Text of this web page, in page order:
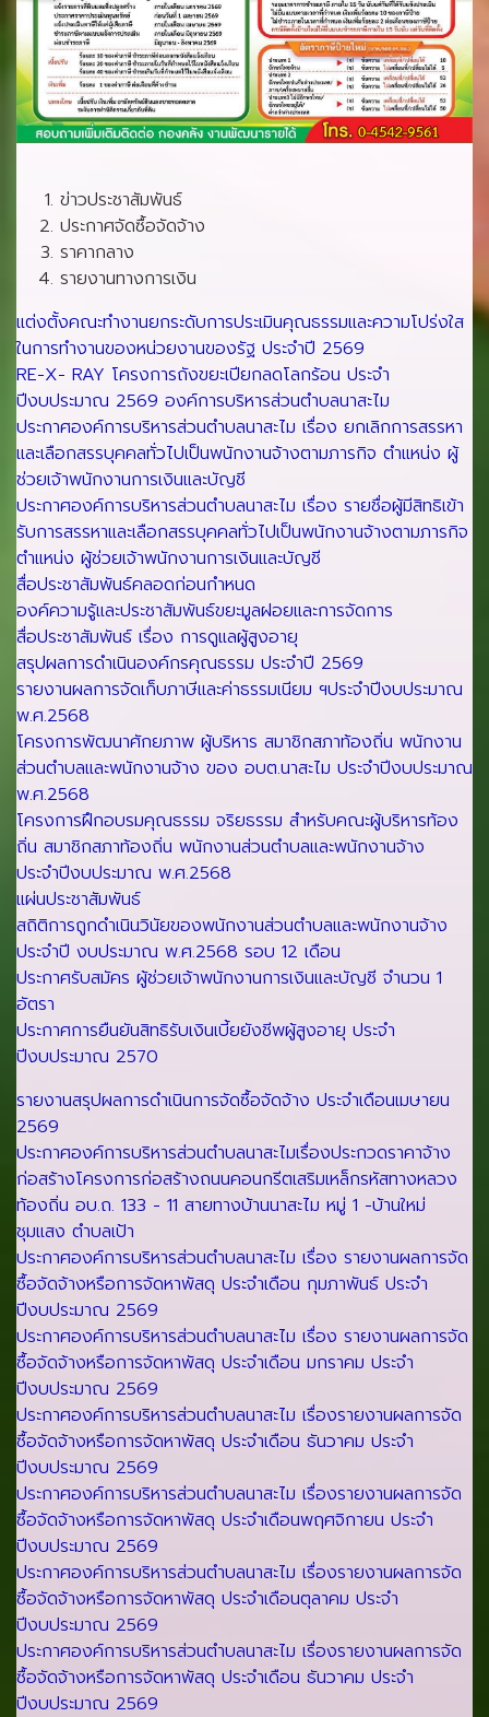
ข่าวประชาสัมพันธ์
ประกาศจัดซื้อจัดจ้าง
ราคากลาง
รายงานทางการเงิน
แต่งตั้งคณะทำงานยกระดับการประเมินคุณธรรมและความโปร่งใส
ในการทำงานของหน่วยงานของรัฐ ประจำปี 2569
RE-X- RAY โครงการถังขยะเปียกลดโลกร้อน ประจำ
ปีงบประมาณ 2569 องค์การบริหารส่วนตำบลนาสะไม
ประกาศองค์การบริหารส่วนตำบลนาสะไม เรื่อง ยกเลิกการสรรหา
และเลือกสรรบุคคลทั่วไปเป็นพนักงานจ้างตามภารกิจ ตำแหน่ง ผู้
ช่วยเจ้าพนักงานการเงินและบัญชี
ประกาศองค์การบริหารส่วนตำบลนาสะไม เรื่อง รายชื่อผู้มีสิทธิเข้า
รับการสรรหาและเลือกสรรบุคคลทั่วไปเป็นพนักงานจ้างตามภารกิจ
ตำแหน่ง ผู้ช่วยเจ้าพนักงานการเงินและบัญชี
สื่อประชาสัมพันธ์คลอดก่อนกำหนด
องค์ความรู้และประชาสัมพันธ์ขยะมูลฝอยและการจัดการ
สื่อประชาสัมพันธ์ เรื่อง การดูแลผู้สูงอายุ
สรุปผลการดำเนินองค์กรคุณธรรม ประจำปี 2569
รายงานผลการจัดเก็บภาษีและค่าธรรมเนียม ฯประจำปีงบประมาณ
พ.ศ.2568
โครงการพัฒนาศักยภาพ ผู้บริหาร สมาชิกสภาท้องถิ่น พนักงาน
ส่วนตำบลและพนักงานจ้าง ของ อบต.นาสะไม ประจำปีงบประมาณ
พ.ศ.2568
โครงการฝึกอบรมคุณธรรม จริยธรรม สำหรับคณะผู้บริหารท้อง
ถิ่น สมาชิกสภาท้องถิ่น พนักงานส่วนตำบลและพนักงานจ้าง
ประจำปีงบประมาณ พ.ศ.2568
แผ่นประชาสัมพันธ์
สถิติการถูกดำเนินวินัยของพนักงานส่วนตำบลและพนักงานจ้าง
ประจำปี งบประมาณ พ.ศ.2568 รอบ 12 เดือน
ประกาศรับสมัคร ผู้ช่วยเจ้าพนักงานการเงินและบัญชี จำนวน 1
อัตรา
ประกาศการยืนยันสิทธิรับเงินเบี้ยยังชีพผู้สูงอายุ ประจำ
ปีงบประมาณ 2570
รายงานสรุปผลการดำเนินการจัดซื้อจัดจ้าง ประจำเดือนเมษายน
2569
ประกาศองค์การบริหารส่วนตำบลนาสะไมเรื่องประกวดราคาจ้าง
ก่อสร้างโครงการก่อสร้างถนนคอนกรีตเสริมเหล็กรหัสทางหลวง
ท้องถิ่น อบ.ถ. 133 - 11 สายทางบ้านนาสะไม หมู่ 1 -บ้านใหม่
ชุมแสง ตำบลเป้า
ประกาศองค์การบริหารส่วนตำบลนาสะไม เรื่อง รายงานผลการจัด
ซื้อจัดจ้างหรือการจัดหาพัสดุ ประจำเดือน กุมภาพันธ์ ประจำ
ปีงบประมาณ 2569
ประกาศองค์การบริหารส่วนตำบลนาสะไม เรื่อง รายงานผลการจัด
ซื้อจัดจ้างหรือการจัดหาพัสดุ ประจำเดือน มกราคม ประจำ
ปีงบประมาณ 2569
ประกาศองค์การบริหารส่วนตำบลนาสะไม เรื่องรายงานผลการจัด
ซื้อจัดจ้างหรือการจัดหาพัสดุ ประจำเดือน ธันวาคม ประจำ
ปีงบประมาณ 2569
ประกาศองค์การบริหารส่วนตำบลนาสะไม เรื่องรายงานผลการจัด
ซื้อจัดจ้างหรือการจัดหาพัสดุ ประจำเดือนพฤศจิกายน ประจำ
ปีงบประมาณ 2569
ประกาศองค์การบริหารส่วนตำบลนาสะไม เรื่องรายงานผลการจัด
ซื้อจัดจ้างหรือการจัดหาพัสดุ ประจำเดือนตุลาคม ประจำ
ปีงบประมาณ 2569
ประกาศองค์การบริหารส่วนตำบลนาสะไม เรื่องรายงานผลการจัด
ซื้อจัดจ้างหรือการจัดหาพัสดุ ประจำเดือน ธันวาคม ประจำ
ปีงบประมาณ 2569